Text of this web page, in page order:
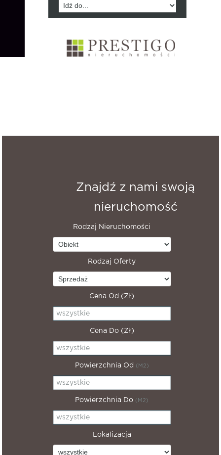
Znajdź z nami swoją
nieruchomość
Rodzaj Nieruchomości
Rodzaj Oferty
Cena Od (zł)
Cena Do (zł)
Powierzchnia Od (m2)
Powierzchnia Do (m2)
Lokalizacja